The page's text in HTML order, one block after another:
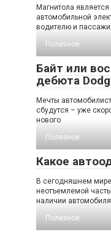
Магнитола
автомобильной
водителю и
Полезное
Байт или
дебюта
Мечты
сбудутся – уже
нового
Полезное
Какое
В сегодняшнем
неотъемлемой
наличии
Полезное